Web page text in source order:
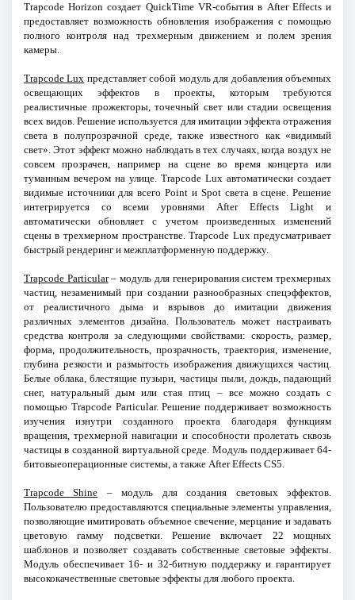
Trapcode Horizon создает QuickTime VR-события в After Effects и
предоставляет возможность обновления изображения с помощью
полного контроля над трехмерным движением и полем зрения
камеры.
Trapcode Lux представляет собой модуль для добавления объемных
освещающих эффектов в проекты, которым требуются
реалистичные прожекторы, точечный свет или стадии освещения
всех видов. Решение используется для имитации эффекта отражения
света в полупрозрачной среде, также известного как «видимый
свет». Этот эффект можно наблюдать в тех случаях, когда воздух не
совсем прозрачен, например на сцене во время концерта или
туманным вечером на улице. Trapcode Lux автоматически создает
видимые источники для всего Point и Spot света в сцене. Решение
интегрируется со всеми уровнями After Effects Light и
автоматически обновляет с учетом произведенных изменений
сцены в трехмерном пространстве. Trapcode Lux предусматривает
быстрый рендеринг и межплатформенную поддержку.
Trapcode Particular– модуль для генерирования систем трехмерных
частиц, незаменимый при создании разнообразных спецэффектов,
от реалистичного дыма и взрывов до имитации движения
различных элементов дизайна. Пользователь может настраивать
средства контроля за следующими свойствами: скорость, размер,
форма, продолжительность, прозрачность, траектория, изменение,
глубина резкости и размытость изображения движущихся частиц.
Белые облака, блестящие пузыри, частицы пыли, дождь, падающий
снег, натуральный дым или стая птиц – все можно создать с
помощью Trapcode Particular. Решение поддерживает возможность
изучения изнутри созданного проекта благодаря функциям
вращения, трехмерной навигации и способности пролетать сквозь
частицы в созданной виртуальной среде. Модуль поддерживает 64-
битовыеоперационные системы, а также After Effects CS5.
Trapcode Shine – модуль для создания световых эффектов.
Пользователю предоставляются специальные элементы управления,
позволяющие имитировать объемное свечение, мерцание и задавать
цветовую гамму подсветки. Решение включает 22 мощных
шаблонов и позволяет создавать собственные световые эффекты.
Модуль обеспечивает 16- и 32-битную поддержку и гарантирует
высококачественные световые эффекты для любого проекта.